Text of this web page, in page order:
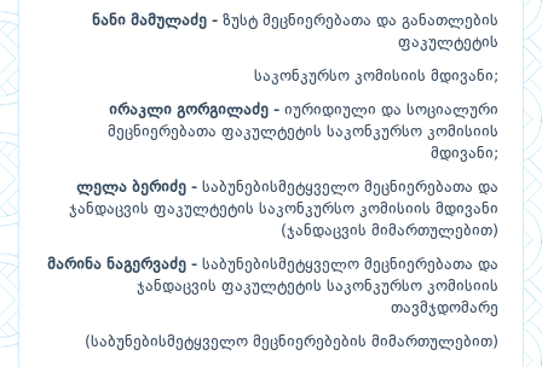
ნანი მამულაძე - ზუსტ მეცნიერებათა და განათლების
ფაკულტეტის
საკონკურსო კომისიის მდივანი;
ირაკლი გორგილაძე - იურიდიული და სოციალური
მეცნიერებათა ფაკულტეტის საკონკურსო კომისიის
მდივანი;
ლელა ბერიძე - საბუნებისმეტყველო მეცნიერებათა და
ჯანდაცვის ფაკულტეტის საკონკურსო კომისიის მდივანი
(ჯანდაცვის მიმართულებით)
მარინა ნაგერვაძე - საბუნებისმეტყველო მეცნიერებათა და
ჯანდაცვის ფაკულტეტის საკონკურსო კომისიის
თავმჯდომარე
(საბუნებისმეტყველო მეცნიერებების მიმართულებით)